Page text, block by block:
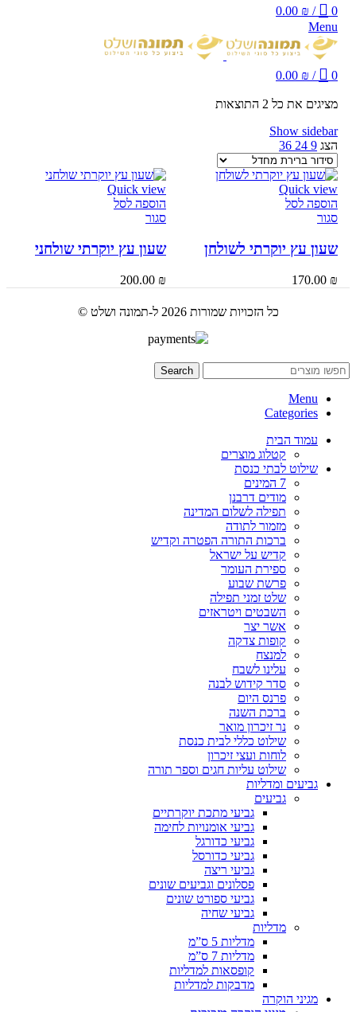
0
/
0.00 ₪
Menu
0
/
0.00 ₪
מציגים את כל ⁦2⁩ התוצאות
Show sidebar
הצג 9
24
36
Quick view
הוספה לסל
סגור
שעון עץ יוקרתי לשולחן
170.00 ₪
Quick view
הוספה לסל
סגור
שעון עץ יוקרתי שולחני
200.00 ₪
כל הזכויות שמורות 2026 ל-תמונה ושלט ©
Search
Menu
Categories
עמוד הבית
קטלוג מוצרים
שילוט לבתי כנסת
7 המינים
מודים דרבנן
תפילה לשלום המדינה
מזמור לתודה
ברכות התורה הפטרה וקדיש
קדיש על ישראל
ספירת העומר
פרשת שבוע
שלט זמני תפילה
השבטים ויטראזים
אשר יצר
קופות צדקה
למנצח
עלינו לשבח
סדר קידוש לבנה
פרנס היום
ברכת השנה
נר זיכרון מואר
שילוט כללי לבית כנסת
לוחות ועצי זיכרון
שילוט עליות חגים וספר תורה
גביעים ומדליות
גביעים
גביעי מתכת יוקרתיים
גביעי אומנויות לחימה
גביעי כדורגל
גביעי כדורסל
גביעי ריצה
פסלונים וגביעים שונים
גביעי ספורט שונים
גביעי שחיה
מדליות
מדליות 5 ס”מ
מדליות 7 ס”מ
קופסאות למדליות
מדבקות למדליות
מגיני הוקרה